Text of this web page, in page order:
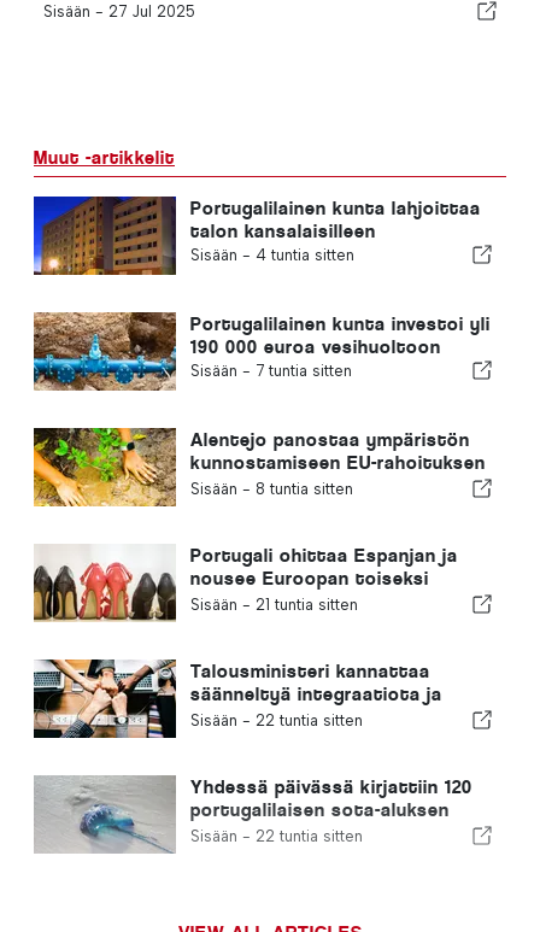
Sisään - 27 Jul 2025
Muut -artikkelit
Portugalilainen kunta lahjoittaa
talon kansalaisilleen
Sisään - 4 tuntia sitten
Portugalilainen kunta investoi yli
190 000 euroa vesihuoltoon
Sisään - 7 tuntia sitten
Alentejo panostaa ympäristön
kunnostamiseen EU-rahoituksen
avulla
Sisään - 8 tuntia sitten
Portugali ohittaa Espanjan ja
nousee Euroopan toiseksi
suurimmaksi jalkineiden
Sisään - 21 tuntia sitten
Talousministeri kannattaa
säänneltyä integraatiota ja
takaa maahanmuuttajille
Sisään - 22 tuntia sitten
Yhdessä päivässä kirjattiin 120
portugalilaisen sota-aluksen
pistoa
Sisään - 22 tuntia sitten